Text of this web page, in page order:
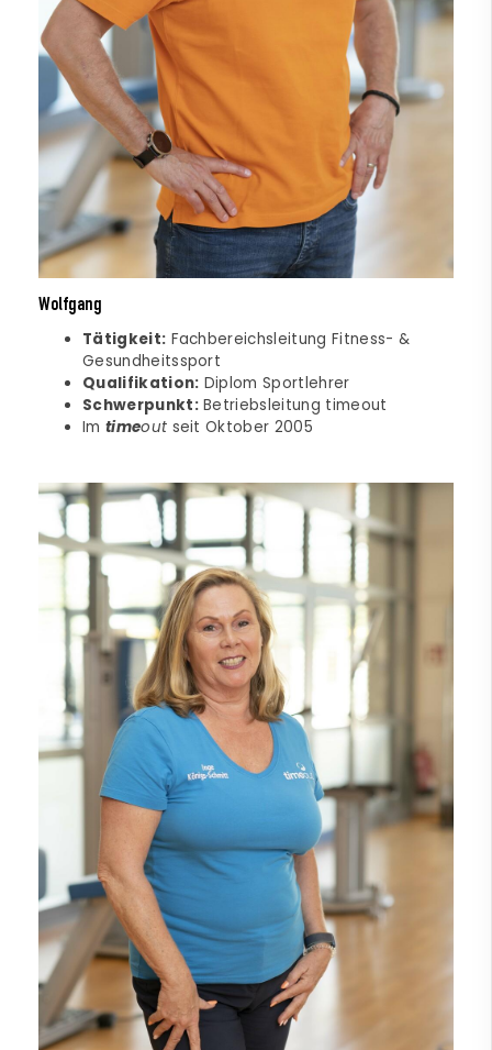
Wolfgang
Tätigkeit: Fachbereichsleitung Fitness- &
Gesundheitssport
Qualifikation: Diplom Sportlehrer
Schwerpunkt:Betriebsleitung timeout
Im timeout seit Oktober 2005